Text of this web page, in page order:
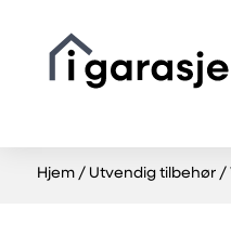
Hjem/ Utvendig tilbehør/